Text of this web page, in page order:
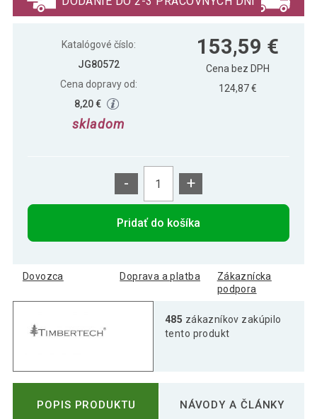
zásuviek s vložkami
162,79 €
TIMBERTECH vozík na náradie, 7
zásuviek s vložkami
181,19 €
Katalógové číslo:
JG80572
Cena dopravy od:
8,20 €
skladom
153,59 €
Cena bez DPH
124,87 €
- +
Pridať do košíka
Dovozca Doprava a platba
Zákaznícka
podpora
485 zákazníkov zakúpilo
tento produkt
POPIS PRODUKTU NÁVODY A ČLÁNKY